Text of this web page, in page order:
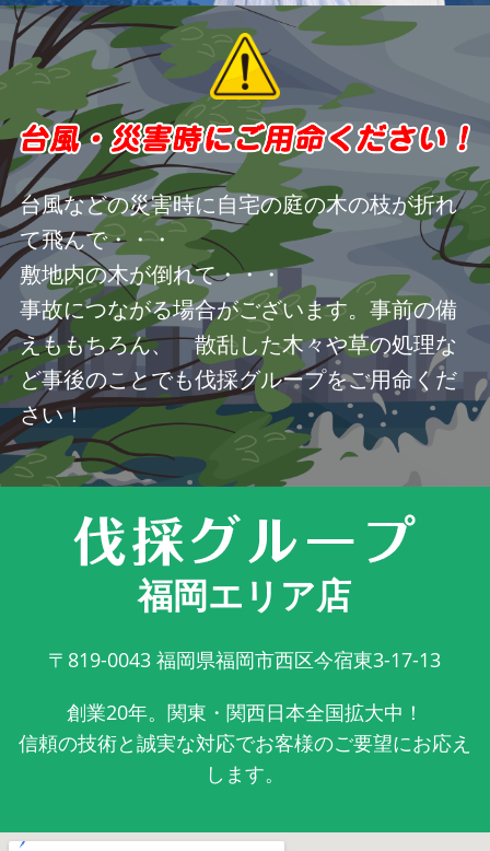
台風などの災害時に自宅の庭の木の枝が折れ
て飛んで・・・
敷地内の木が倒れて・・・
事故につながる場合がございます。事前の備
えももちろん、 散乱した木々や草の処理な
ど事後のことでも伐採グループをご用命くだ
さい！
福岡エリア店
〒819-0043 福岡県福岡市西区今宿東3-17-13
創業20年。関東・関西日本全国拡大中！
信頼の技術と誠実な対応でお客様のご要望にお応え
します。